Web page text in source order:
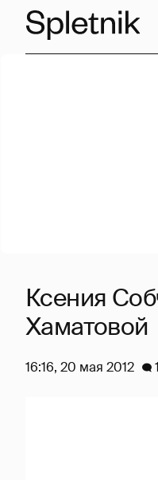
Ксения
Хаматовой
16:16, 20 мая 2012